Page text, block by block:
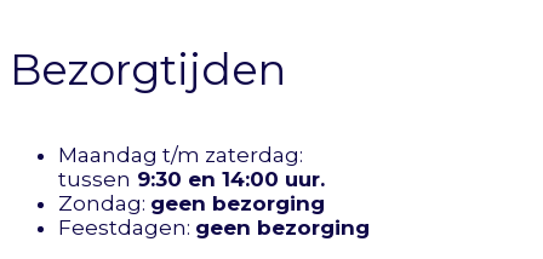
Bezorgtijden
Maandag t/m zaterdag:
tussen 9:30 en 14:00 uur.
Zondag: geen bezorging
Feestdagen: geen bezorging